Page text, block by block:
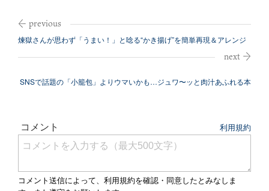
煉獄さんが思わず「うまい！」と唸る“かき揚げ”を簡単再現＆アレンジ
SNSで話題の「小籠包」よりウマいかも…ジュワ〜ッと肉汁あふれる本